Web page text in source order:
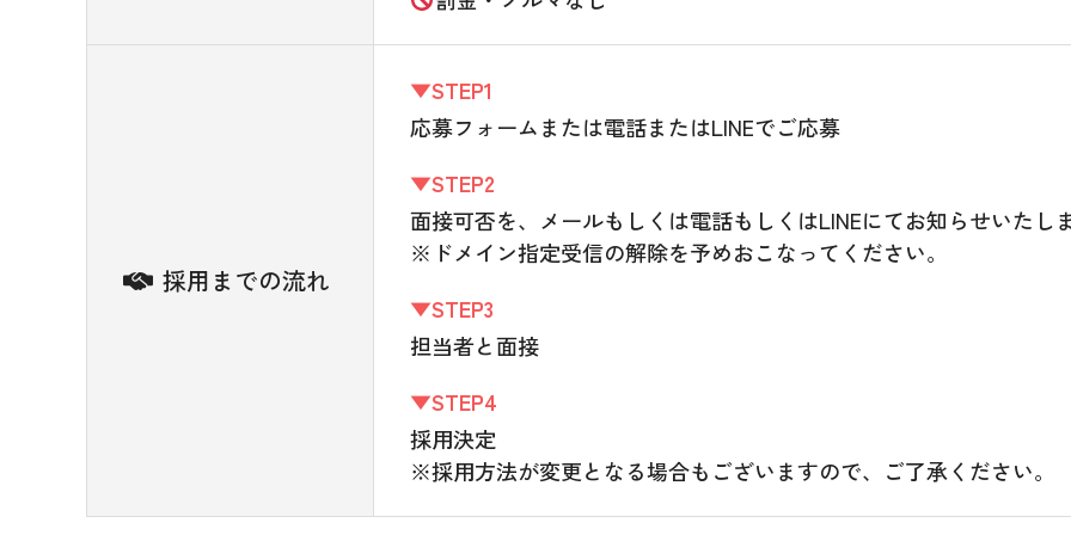
採用までの流れ
▼STEP1
応募フォームまたは電話またはLINEでご応募
▼STEP2
面接可否を、メールもしくは電話もしくはLINEにてお知らせいたし
※ドメイン指定受信の解除を予めおこなってください。
▼STEP3
担当者と面接
▼STEP4
採用決定
※採用方法が変更となる場合もございますので、ご了承ください。